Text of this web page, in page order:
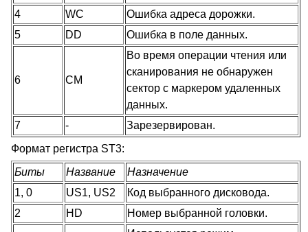
4
WC
Ошибка адреса дорожки.
5
DD Ошибка в поле данных.
6 CM
Во время операции чтения или
сканирования не обнаружен
сектор с маркером удаленных
данных.
7
-
Зарезервирован.
Формат регистра ST3:
Биты
Название
Назначение
1, 0
US1, US2
Код выбранного дисковода.
2
HD
Номер выбранной головки.